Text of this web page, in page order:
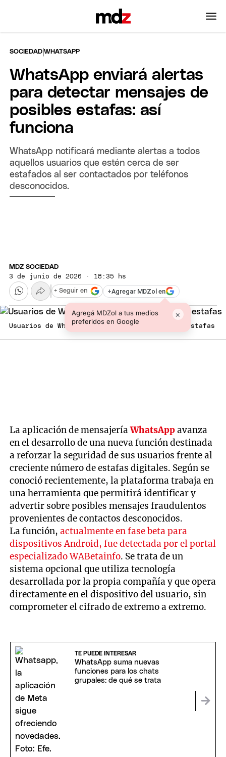
SOCIEDAD |WHATSAPP
WhatsApp enviará alertas
para detectar mensajes de
posibles estafas: así
funciona
WhatsApp notificará mediante alertas a todos
aquellos usuarios que estén cerca de ser
estafados al ser contactados por teléfonos
desconocidos.
MDZ SOCIEDAD
3 de junio de 2026 · 18:35 hs
+Agregar MDZol en
Agregá MDZol a tus medios
preferidos en Google
×
+ Seguir en
Usuarios de WhatsApp en alerta por posibles estafas
La aplicación de mensajeríaWhatsAppavanza
en el desarrollo de una nueva función destinada
a reforzar la seguridad de sus usuarios frente al
creciente número de estafas digitales. Según se
conoció recientemente, la plataforma trabaja en
una herramienta que permitirá identificar y
advertir sobre posibles mensajes fraudulentos
provenientes de contactos desconocidos.
La función,actualmente en fase beta para
dispositivos Android, fue detectada por el portal
especializado WABetainfo. Se trata de un
sistema opcional que utiliza tecnología
desarrollada por la propia compañía y que opera
directamente en el dispositivo del usuario, sin
comprometer el cifrado de extremo a extremo.
TE PUEDE INTERESAR
WhatsApp suma nuevas
funciones para los chats
grupales: de qué se trata